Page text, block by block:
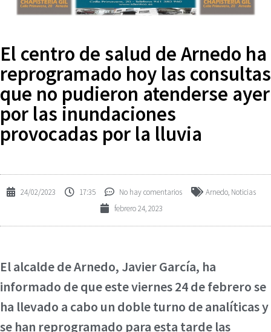
El centro de salud de Arnedo ha
reprogramado hoy las consultas
que no pudieron atenderse ayer
por las inundaciones
provocadas por la lluvia
24/02/2023 17:35 No hay comentarios Arnedo, Noticias
febrero 24, 2023
El alcalde de Arnedo, Javier García, ha
informado de que este viernes 24 de febrero se
ha llevado a cabo un doble turno de analíticas y
se han reprogramado para esta tarde las